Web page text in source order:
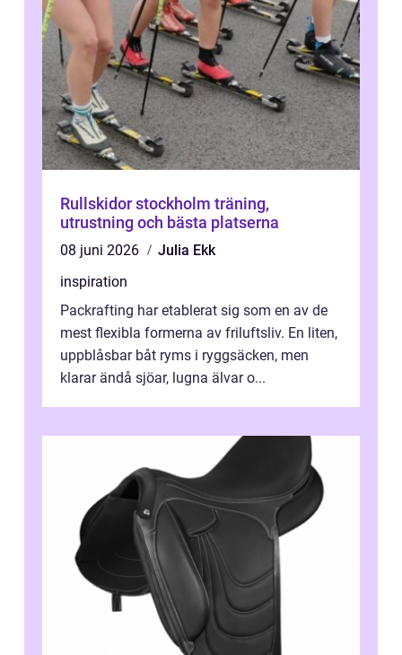
Rullskidor stockholm träning,
utrustning och bästa platserna
08 juni 2026
Julia Ekk
inspiration
Packrafting har etablerat sig som en av de
mest flexibla formerna av friluftsliv. En liten,
uppblåsbar båt ryms i ryggsäcken, men
klarar ändå sjöar, lugna älvar o...